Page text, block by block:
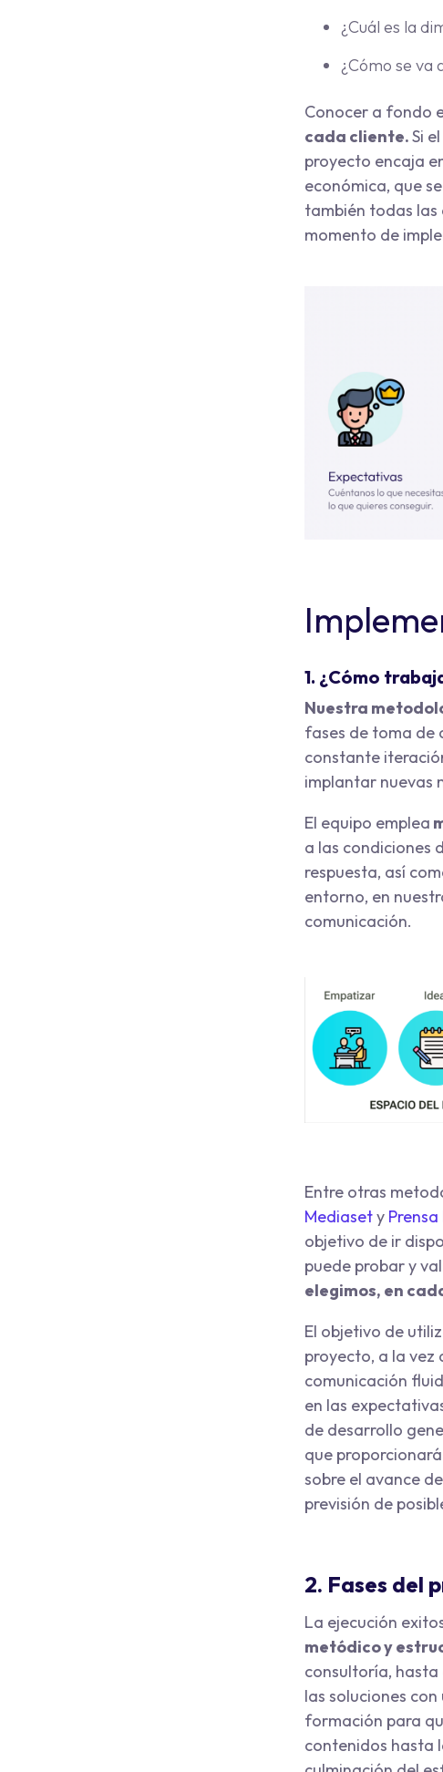
¿Cuál es la
¿Cómo se
Conocer a fondo
cada cliente.Si
proyecto encaja
económica, que
también todas las
momento de
1. ¿Cómo
Nuestra
fases de toma de
constante
implantar nuevas
El equipo emplea
a las condiciones
respuesta, así
entorno, en
comunicación.
Entre otras
Mediasety
objetivo de ir
puede probar y
elegimos, en
El objetivo de
proyecto, a la vez
comunicación
en las
de desarrollo
que
sobre el avance
previsión de
2. Fases del
La ejecución
metódico y
consultoría,
las soluciones
formación para
contenidos hasta